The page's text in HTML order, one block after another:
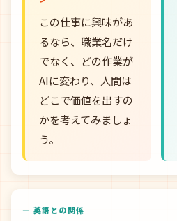
この仕事に興味があ
るなら、職業名だけ
でなく、どの作業が
AIに変わり、人間は
どこで価値を出すの
かを考えてみましょ
う。
— 英語との関係